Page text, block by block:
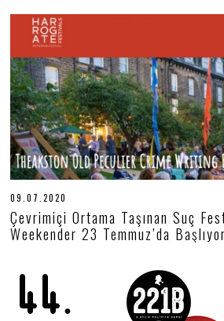
8
2
2
09.07.2020
0
Çevrimiçi Ortama Taşınan Suç
Weekender 23 Temmuz’da Başlıyor